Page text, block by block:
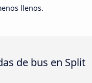
llenos.
de bus en Split